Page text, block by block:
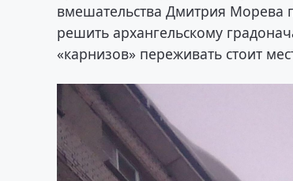
вмешательства Дмитрия Морева
решить архангельскому
«карнизов» переживать стоит